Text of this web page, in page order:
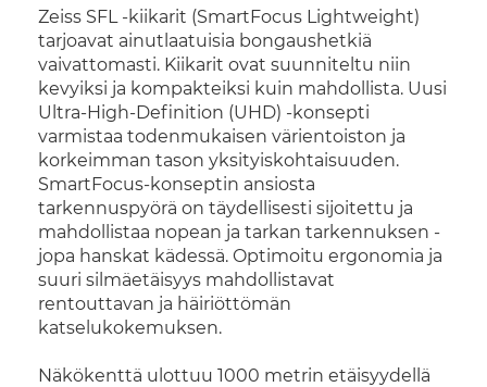
Zeiss SFL -kiikarit (SmartFocus Lightweight)
tarjoavat ainutlaatuisia bongaushetkiä
vaivattomasti. Kiikarit ovat suunniteltu niin
kevyiksi ja kompakteiksi kuin mahdollista. Uusi
Ultra-High-Definition (UHD) -konsepti
varmistaa todenmukaisen värientoiston ja
korkeimman tason yksityiskohtaisuuden.
SmartFocus-konseptin ansiosta
tarkennuspyörä on täydellisesti sijoitettu ja
mahdollistaa nopean ja tarkan tarkennuksen -
jopa hanskat kädessä. Optimoitu ergonomia ja
suuri silmäetäisyys mahdollistavat
rentouttavan ja häiriöttömän
katselukokemuksen.
Näkökenttä ulottuu 1000 metrin etäisyydellä